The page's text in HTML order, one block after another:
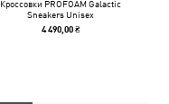
Кроссовки PROFOAM Galactic
Sneakers Unisex
4 490,00 ₴